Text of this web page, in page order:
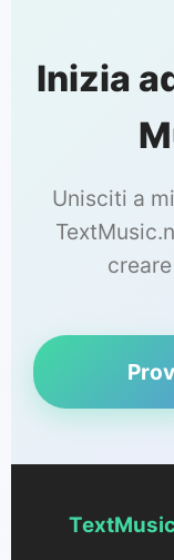
Inizia
Unisciti a